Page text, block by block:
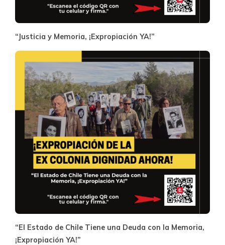
“Justicia y Memoria, ¡Expropiación YA!”
“El Estado de Chile Tiene una Deuda con la Memoria,
¡Expropiación YA!”